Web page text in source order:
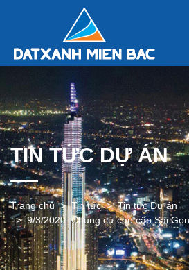
TIN TỨC DỰ ÁN
Trang chủ Tin tức
Tin tức Dự án
9/3/2020: Chung cư cao cấp Sai